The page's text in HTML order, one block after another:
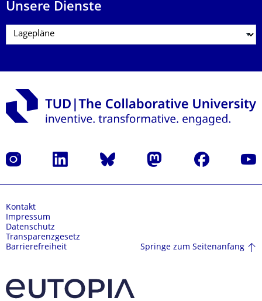
Unsere Dienste
Instagram LinkedIn Bluesky Mastodon Facebook
Kontakt
Impressum
Datenschutz
Transparenzgesetz
Barrierefreiheit
Springe zum Seitenanfang